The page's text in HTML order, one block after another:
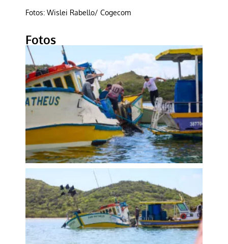
Fotos: Wislei Rabello/ Cogecom
Fotos